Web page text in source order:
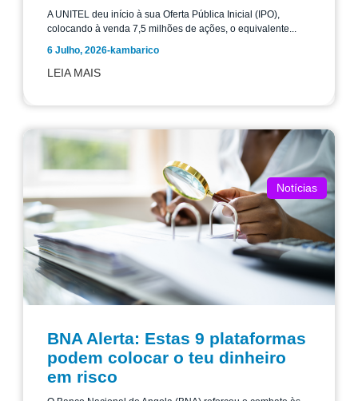
A UNITEL deu início à sua Oferta Pública Inicial (IPO),
colocando à venda 7,5 milhões de ações, o equivalente...
6 Julho, 2026-kambarico
LEIA MAIS
Notícias
BNA Alerta: Estas 9 plataformas
podem colocar o teu dinheiro
em risco